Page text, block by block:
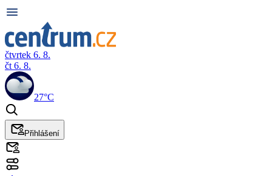
čtvrtek 6. 8.
čt 6. 8.
27°C
Přihlášení